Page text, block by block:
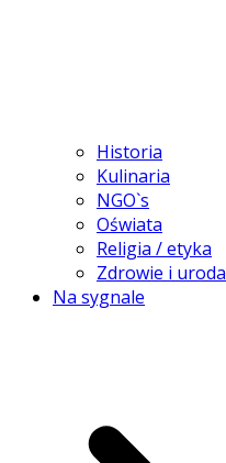
Historia
Kulinaria
NGO`s
Oświata
Religia / etyka
Zdrowie i uroda
Na sygnale